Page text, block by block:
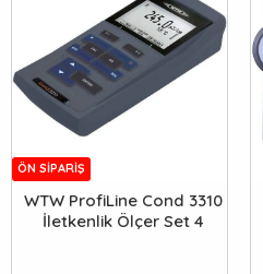
ÖN SIPARIŞ
WTW ProfiLine Cond 3310
İletkenlik Ölçer Set 4